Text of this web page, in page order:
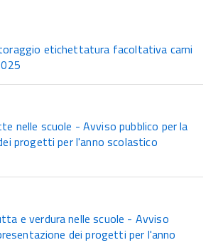
etichettatura facoltativa carni
nelle scuole - Avviso pubblico per la
progetti per l'anno scolastico
e verdura nelle scuole - Avviso
dei progetti per l'anno